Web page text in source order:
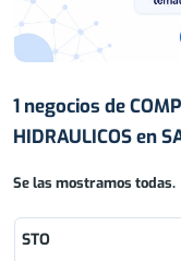
1 negocios de
HIDRAULICOS en
Se las mostramos todas.
STO